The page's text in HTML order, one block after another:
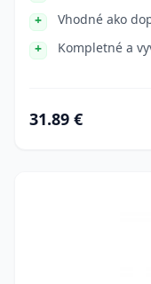
Vhodné ako
Kompletné a
31.89 €